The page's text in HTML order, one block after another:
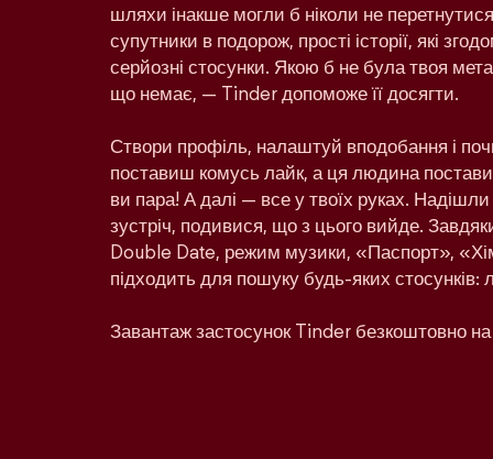
шляхи інакше могли б ніколи не
супутники в подорож, прості історії, які
серйозні стосунки. Якою б не була твоя мета
що немає, — Tinder допоможе її досягти.
Створи профіль, налаштуй вподобання і
поставиш комусь лайк, а ця людина
ви пара! А далі — все у твоїх руках.
зустріч, подивися, що з цього вийде.
Double Date, режим музики, «Паспорт»,
підходить для пошуку будь-яких стосунків:
Завантаж застосунок Tinder безкоштовно